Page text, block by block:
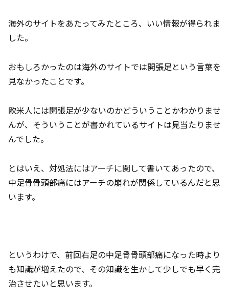
海外のサイトをあたってみたところ、いい情報が得られま
した。
おもしろかったのは海外のサイトでは開張足という言葉を
見なかったことです。
欧米人には開張足が少ないのかどういうことかわかりませ
んが、そういうことが書かれているサイトは見当たりませ
んでした。
とはいえ、対処法にはアーチに関して書いてあったので、
中足骨骨頭部痛にはアーチの崩れが関係しているんだと思
います。
というわけで、前回右足の中足骨骨頭部痛になった時より
も知識が増えたので、その知識を生かして少しでも早く完
治させたいと思います。